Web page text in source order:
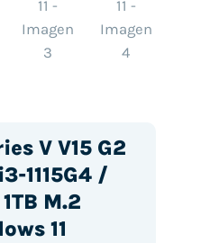
V V15 G2
1115G4 /
M.2
11